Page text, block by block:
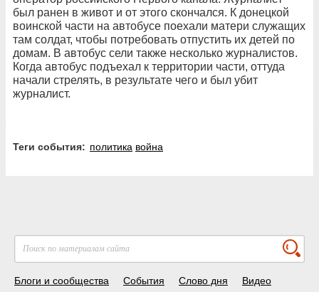
был ранен в живот и от этого скончался. К донецкой
воинской части на автобусе поехали матери служащих
там солдат, чтобы потребовать отпустить их детей по
домам. В автобус сели также несколько журналистов.
Когда автобус подъехал к территории части, оттуда
начали стрелять, в результате чего и был убит
журналист.
Теги события: политика война
Блоги и сообщества События Слово дня Видео